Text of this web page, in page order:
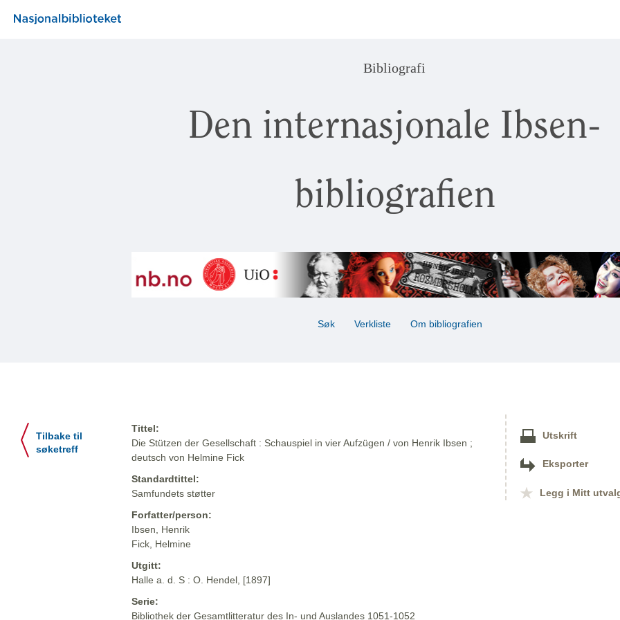
Bibliografi
Den internasjonale Ibsen-
bibliografien
Søk Verkliste Om bibliografien
Tilbake til
søketreff
Tittel:
Die Stützen der Gesellschaft : Schauspiel in vier Aufzügen / von Henrik Ibsen ;
deutsch von Helmine Fick
Standardtittel:
Samfundets støtter
Forfatter/person:
Ibsen, Henrik
Fick, Helmine
Utgitt:
Halle a. d. S : O. Hendel, [1897]
Serie:
Bibliothek der Gesamtlitteratur des In- und Auslandes 1051-1052
Utskrift
Eksporter
Legg i Mitt